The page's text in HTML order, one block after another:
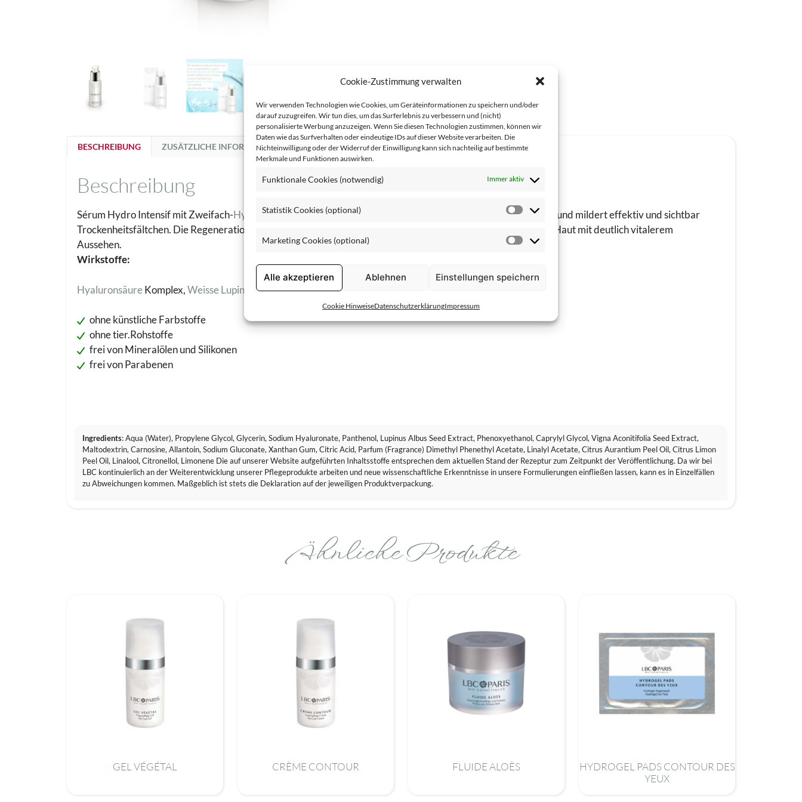
Cookie-Zustimmung verwalten
Wir verwenden Technologien wie Cookies, um Geräteinformationen zu speichern und/oder
darauf zuzugreifen. Wir tun dies, um das Surferlebnis zu verbessern und (nicht)
personalisierte Werbung anzuzeigen. Wenn Sie diesen Technologien zustimmen, können wir
Daten wie das Surfverhalten oder eindeutige IDs auf dieser Website verarbeiten. Die
Nichteinwilligung oder der Widerruf der Einwilligung kann sich nachteilig auf bestimmte
Merkmale und Funktionen auswirken.
Funktionale Cookies (notwendig) Immer aktiv
Statistik Cookies (optional)
Statistik
Cookies
(optional)
Marketing Cookies (optional)
Marketing
(optional)
Alle akzeptieren Ablehnen Einstellungen speichern
Cookie HinweiseDatenschutzerklärungImpressum
BESCHREIBUNG ZUSÄTZLICHE INFORMATIONEN
Beschreibung
Sérum Hydro Intensif mit Zweifach-Hyaluronsäureund dem Extrakt aus Weißen Lupinen polstert die Haut auf und mildert effektiv und sichtbar
Trockenheitsfältchen. Die Regeneration der Haut wird angeregt, das Ergebnis ist eine optimal durchfeuchtete Haut mit deutlich vitalerem
Aussehen.
Wirkstoffe:
HyaluronsäureKomplex,Weisse Lupinen Extrakt,Panthenolund
ohne künstliche Farbstoffe
ohne tier.Rohstoffe
frei von Mineralölen und Silikonen
frei von Parabenen
Ingredients: Aqua (Water), Propylene Glycol, Glycerin, Sodium Hyaluronate, Panthenol, Lupinus Albus Seed Extract, Phenoxyethanol, Caprylyl Glycol, Vigna Aconitifolia Seed Extract,
Maltodextrin, Carnosine, Allantoin, Sodium Gluconate, Xanthan Gum, Citric Acid, Parfum (Fragrance) Dimethyl Phenethyl Acetate, Linalyl Acetate, Citrus Aurantium Peel Oil, Citrus Limon
Peel Oil, Linalool, Citronellol, Limonene Die auf unserer Website aufgeführten Inhaltsstoffe entsprechen dem aktuellen Stand der Rezeptur zum Zeitpunkt der Veröffentlichung. Da wir bei
LBC kontinuierlich an der Weiterentwicklung unserer Pflegeprodukte arbeiten und neue wissenschaftliche Erkenntnisse in unsere Formulierungen einfließen lassen, kann es in Einzelfällen
zu Abweichungen kommen. Maßgeblich ist stets die Deklaration auf der jeweiligen Produktverpackung.
Ähnliche Produkte
GEL VÉGÉTAL CRÈME CONTOUR FLUIDE ALOÈS
HYDROGEL PADS CONTOUR DES
YEUX